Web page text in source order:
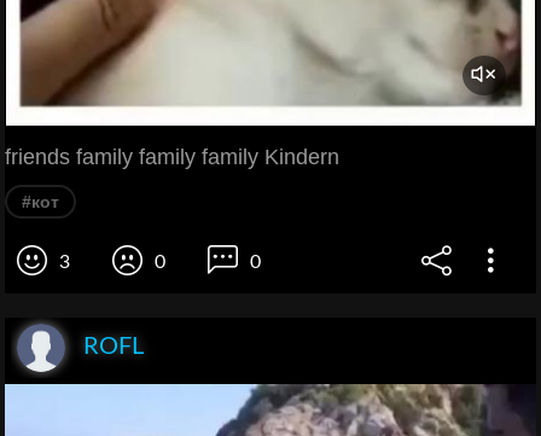
friends family family family Kindern
#кот
3 0 0
ROFL